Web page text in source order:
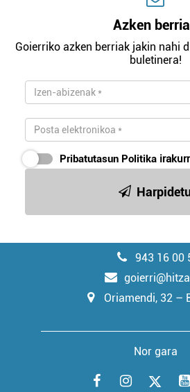
Azken
Goierriko azken berriak jakin nahi
buletinera!
Pribatutasun Politika
943 16 00
Oriamendi, 32 –
Nor gara